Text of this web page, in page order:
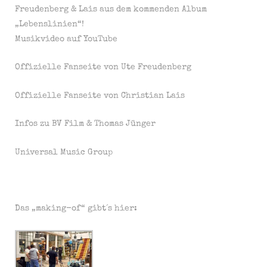
Freudenberg & Lais aus dem kommenden Album
„Lebenslinien“!
Musikvideo auf YouTube
Offizielle Fanseite von Ute Freudenberg
Offizielle Fanseite von Christian Lais
Infos zu BV Film & Thomas Jünger
Universal Music Group
Das „making-of“ gibt´s hier: